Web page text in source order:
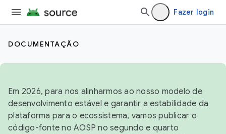
Fazer login
DOCUMENTAÇÃO
Em 2026, para nos alinharmos ao nosso modelo de
desenvolvimento estável e garantir a estabilidade da
plataforma para o ecossistema, vamos publicar o
código-fonte no AOSP no segundo e quarto